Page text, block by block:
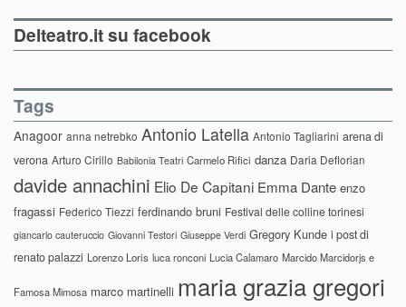
Delteatro.it su facebook
Tags
Anagoor anna netrebko Antonio Latella Antonio Tagliarini arena di
verona Arturo Cirillo Babilonia Teatri Carmelo Rifici danza Daria Deflorian
davide annachini Elio De Capitani Emma Dante enzo
fragassi Federico Tiezzi ferdinando bruni Festival delle colline torinesi
giancarlo cauteruccio Giovanni Testori Giuseppe Verdi Gregory Kunde i post di
renato palazzi Lorenzo Loris luca ronconi Lucia Calamaro Marcido Marcidorjs e
Famosa Mimosa marco martinelli maria grazia gregori